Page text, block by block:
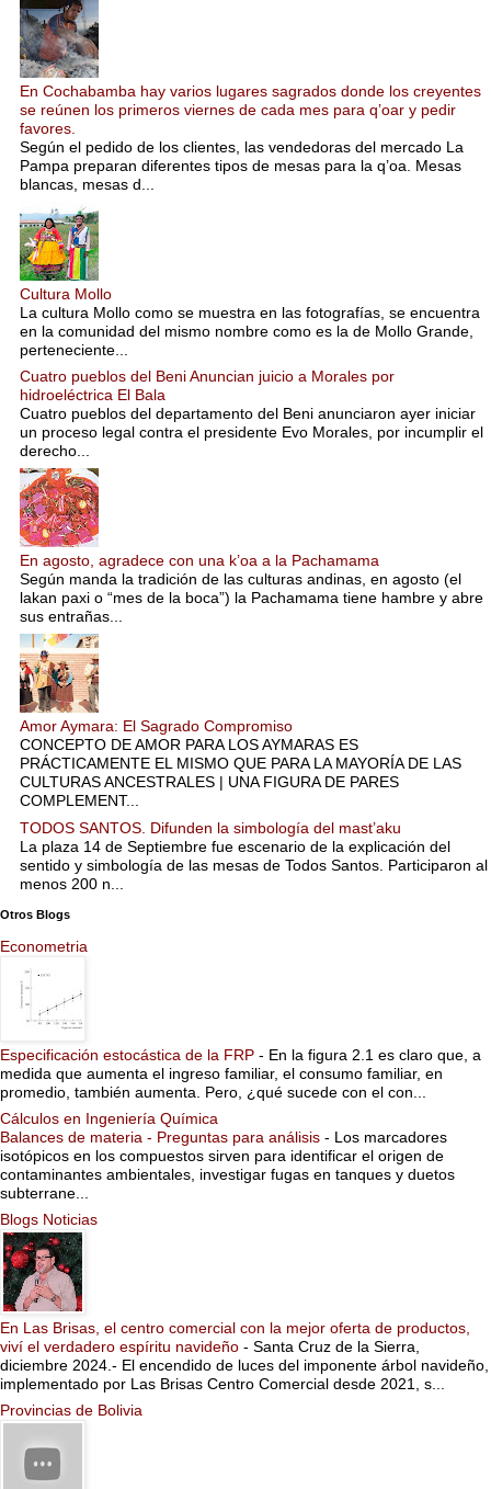
En Cochabamba hay varios lugares sagrados donde los creyentes
se reúnen los primeros viernes de cada mes para q’oar y pedir
favores.
Según el pedido de los clientes, las vendedoras del mercado La
Pampa preparan diferentes tipos de mesas para la q’oa. Mesas
blancas, mesas d...
Cultura Mollo
La cultura Mollo como se muestra en las fotografías, se encuentra
en la comunidad del mismo nombre como es la de Mollo Grande,
perteneciente...
Cuatro pueblos del Beni Anuncian juicio a Morales por
hidroeléctrica El Bala
Cuatro pueblos del departamento del Beni anunciaron ayer iniciar
un proceso legal contra el presidente Evo Morales, por incumplir el
derecho...
En agosto, agradece con una k’oa a la Pachamama
Según manda la tradición de las culturas andinas, en agosto (el
lakan paxi o “mes de la boca”) la Pachamama tiene hambre y abre
sus entrañas...
Amor Aymara: El Sagrado Compromiso
CONCEPTO DE AMOR PARA LOS AYMARAS ES
PRÁCTICAMENTE EL MISMO QUE PARA LA MAYORÍA DE LAS
CULTURAS ANCESTRALES | UNA FIGURA DE PARES
COMPLEMENT...
TODOS SANTOS. Difunden la simbología del mast’aku
La plaza 14 de Septiembre fue escenario de la explicación del
sentido y simbología de las mesas de Todos Santos. Participaron al
menos 200 n...
Otros Blogs
Econometria
Especificación estocástica de la FRP - En la figura 2.1 es claro que, a
medida que aumenta el ingreso familiar, el consumo familiar, en
promedio, también aumenta. Pero, ¿qué sucede con el con...
Cálculos en Ingeniería Química
Balances de materia - Preguntas para análisis - Los marcadores
isotópicos en los compuestos sirven para identificar el origen de
contaminantes ambientales, investigar fugas en tanques y duetos
subterrane...
Blogs Noticias
En Las Brisas, el centro comercial con la mejor oferta de productos,
viví el verdadero espíritu navideño - Santa Cruz de la Sierra,
diciembre 2024.- El encendido de luces del imponente árbol navideño,
implementado por Las Brisas Centro Comercial desde 2021, s...
Provincias de Bolivia